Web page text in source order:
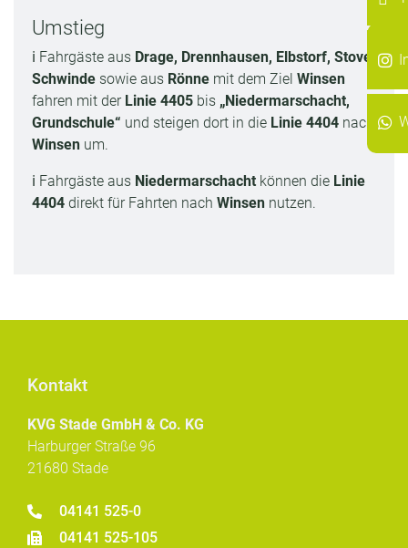
Umstieg
ℹ️ Fahrgäste aus Drage, Drennhausen, Elbstorf, Stove,
Schwinde sowie aus Rönne mit dem Ziel Winsen
fahren mit der Linie 4405 bis „Niedermarschacht,
Grundschule“ und steigen dort in die Linie 4404 nach
Winsen um.
ℹ️ Fahrgäste aus Niedermarschacht können die Linie
4404 direkt für Fahrten nach Winsen nutzen.
Kontakt
KVG Stade GmbH & Co. KG
Harburger Straße 96
21680 Stade
04141 525-0
04141 525-105